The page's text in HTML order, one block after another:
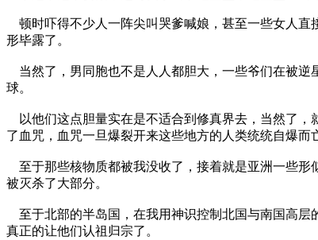
顿时吓得不少人一阵尖叫哭爹喊娘，甚至一些女人直
形毕露了。
当然了，男同胞也不是人人都胆大，一些爷们在被逆
球。
以他们这点胆量实在是不适合到修真界去，当然了，
了血咒，血咒一旦爆裂开来这些地方的人类统统自爆而
至于那些核物质都被我没收了，接着就是亚洲一些形
被灭杀了大部分。
至于北部的半岛国，在我用神识控制北国与南国高层
真正的让他们认祖归宗了。